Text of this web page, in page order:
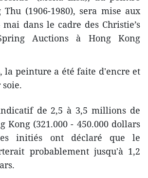
(1906-1980), sera mise aux
dans le cadre des Christie’s
Auctions à Hong Kong
la peinture a été faite d'encre et
soie.
de 2,5 à 3,5 millions de
Kong (321.000 - 450.000 dollars
initiés ont déclaré que le
probablement jusqu'à 1,2